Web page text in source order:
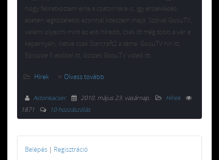
hogy feliratkoztam erre a csatornára is, így érdeklődés
esetén legközelebb azonnal kiteszem majd. Szóval GosuTV,
valami olyasmi mint az esti híradó, csak itt még több a vér a
képernyőn, illetve csak Starcraft2 a téma. GosuTV hír itt,
Episode 5 aloldal itt, összes GosuTV videó itt.
Hírek Olvass tovább
Astonkacser 2010. május 23. vasárnap.
Hírek
1871
10 hozzászólás
Belépés | Regisztráció